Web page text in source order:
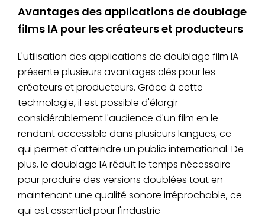
Avantages des applications de doublage
films IA pour les créateurs et producteurs
L'utilisation des applications de doublage film IA
présente plusieurs avantages clés pour les
créateurs et producteurs. Grâce à cette
technologie, il est possible d'élargir
considérablement l'audience d'un film en le
rendant accessible dans plusieurs langues, ce
qui permet d'atteindre un public international. De
plus, le doublage IA réduit le temps nécessaire
pour produire des versions doublées tout en
maintenant une qualité sonore irréprochable, ce
qui est essentiel pour l'industrie